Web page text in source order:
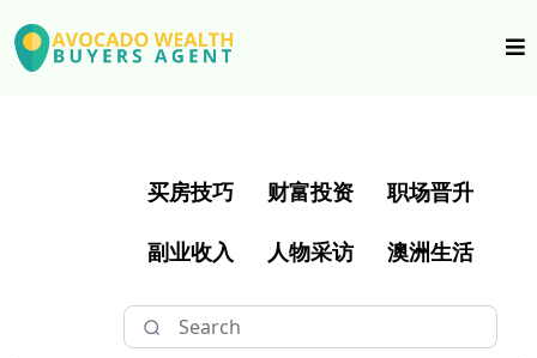
买房技巧 财富投资 职场晋升
副业收入 人物采访 澳洲生活